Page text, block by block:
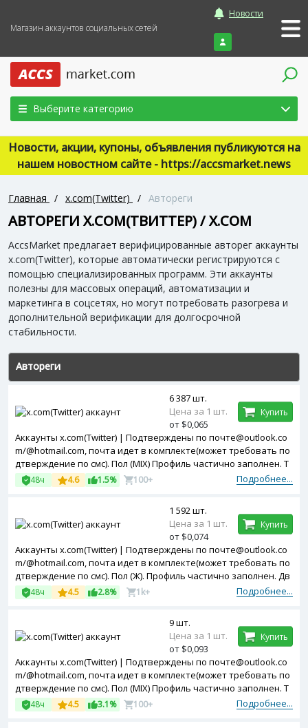
Магазин аккаунтов социальных сетей
Новости
Войти
Выберите категорию
Новости, акции, купоны, объявления публикуются на
нашем новостном сайте - https://accsmarket.news
Главная / x.com(Twitter) / Автореги
АВТОРЕГИ X.COM(ТВИТТЕР) / X.COM
AccsMarket предлагает верифицированные авторег аккаунты
x.com(Twitter), которые автоматически регистрируются с
помощью специализированных программ. Эти аккаунты
полезны для массовых операций, автоматизации и
маркетинга в соцсетях, но могут потребовать разогрева и
дополнительной верификации для долгосрочной
стабильности.
Автореги
Аккаунты x.com(Twitter) | Подтверждены по почте@outlook.co
m/@hotmail.com, почта идет в комплекте(может требовать по
дтверждение по смс). Пол (MIX) Профиль частично заполнен. T
oken в комплекте. Зарегистрированы с Turkey ip.
Подробнее...
48ч 4.6 1.5% 100+
6 387 шт.
Цена за 1 шт.
от $0,065
Купить
Аккаунты x.com(Twitter) | Подтверждены по почте@outlook.co
m/@hotmail.com, почта идет в комплекте(может требовать по
дтверждение по смс). Пол (Ж). Профиль частично заполнен. Дв
ухфакторная авторизация включена. Token, cookies в компле
кте. Зарегистрированы с MIX ip.
Подробнее...
48ч 4.5 2.8% 1k+
1 592 шт.
Цена за 1 шт.
от $0,074
Купить
Аккаунты x.com(Twitter) | Подтверждены по почте@outlook.co
m/@hotmail.com, почта идет в комплекте(может требовать по
дтверждение по смс). Пол (MIX) Профиль частично заполнен. T
oken в комплекте. Зарегистрированы с MIX ip.
Подробнее...
48ч 4.5 3.1% 100+
9 шт.
Цена за 1 шт.
от $0,093
Купить